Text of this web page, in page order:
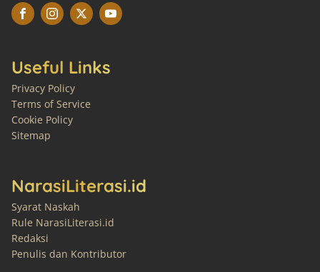
Useful Links
Privacy Policy
Terms of Service
Cookie Policy
Sitemap
NarasiLiterasi.id
Syarat Naskah
Rule NarasiLiterasi.id
Redaksi
Penulis dan Kontributor